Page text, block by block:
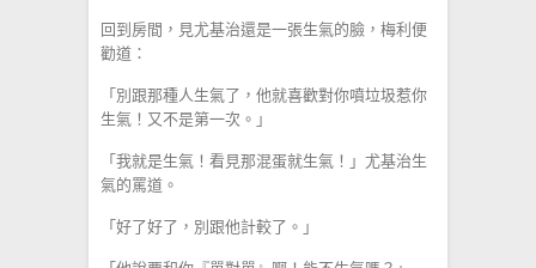
回到房間，見尤基治還是一張生氣的臉，梅利便
勸道：
「別跟那種人生氣了，他就喜歡對你噴垃圾惹你
生氣！又不是第一次。」
「我就是生氣！看見那混蛋就生氣！」尤基治生
氣的罵道。
「好了好了，別跟他計較了。」